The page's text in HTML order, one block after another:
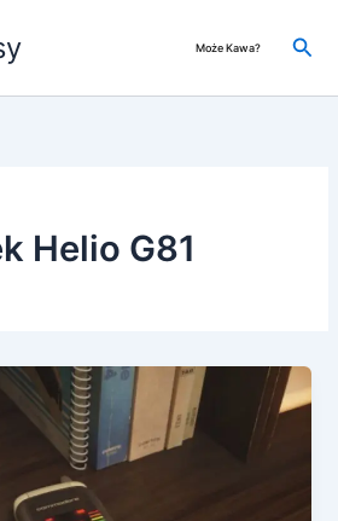
Może Kawa?
Helio G81